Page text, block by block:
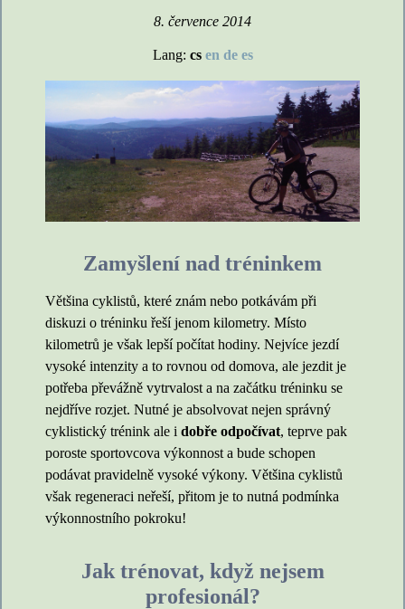
8. července 2014
Lang: cs en de es
Zamyšlení nad tréninkem
Většina cyklistů, které znám nebo potkávám při
diskuzi o tréninku řeší jenom kilometry. Místo
kilometrů je však lepší počítat hodiny. Nejvíce jezdí
vysoké intenzity a to rovnou od domova, ale jezdit je
potřeba převážně vytrvalost a na začátku tréninku se
nejdříve rozjet. Nutné je absolvovat nejen správný
cyklistický trénink ale i dobře odpočívat, teprve pak
poroste sportovcova výkonnost a bude schopen
podávat pravidelně vysoké výkony. Většina cyklistů
však regeneraci neřeší, přitom je to nutná podmínka
výkonnostního pokroku!
Jak trénovat, když nejsem
profesionál?